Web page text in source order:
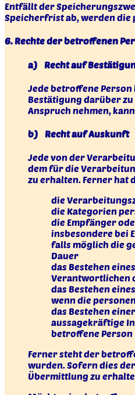
Entfällt der
Speicherfrist ab, werden
6. Rechte der betroffenen
a) Recht auf
Jede betroffene
Bestätigung darüber
Anspruch nehmen,
b) Recht auf Auskunft
Jede von der
dem für die
zu erhalten. Ferner hat
die
die Kategorien
die Empfänger
insbesondere bei
falls möglich die
Dauer
das Bestehen
Verantwortlichen
das Bestehen
wenn die
das Bestehen
aussagekräftige
betroffene Person
Ferner steht der
wurden. Sofern dies
Übermittlung zu